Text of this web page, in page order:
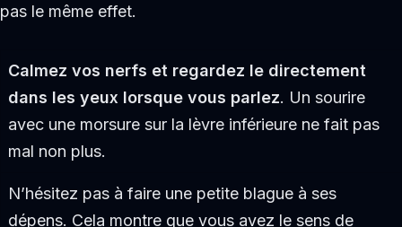
pas le même effet.
Calmez vos nerfs et regardez le directement
dans les yeux lorsque vous parlez. Un sourire
avec une morsure sur la lèvre inférieure ne fait pas
mal non plus.
N’hésitez pas à faire une petite blague à ses
dépens. Cela montre que vous avez le sens de